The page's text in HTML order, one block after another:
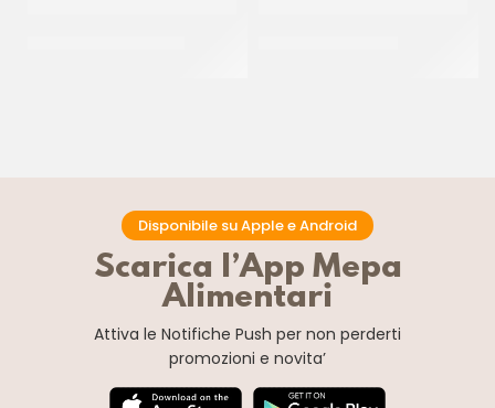
Disponibile su Apple e Android
Scarica l’App Mepa
Alimentari
Attiva le Notifiche Push per non perderti
promozioni e novita’